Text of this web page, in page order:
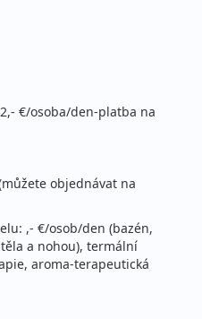
360 Kč
Podrobnosti
vlastní
(3 noci) Podrobnosti
polopenze
€/osoba/den-platba na
objednávat na
,- €/osob/den (bazén,
a nohou), termální
aroma-terapeutická